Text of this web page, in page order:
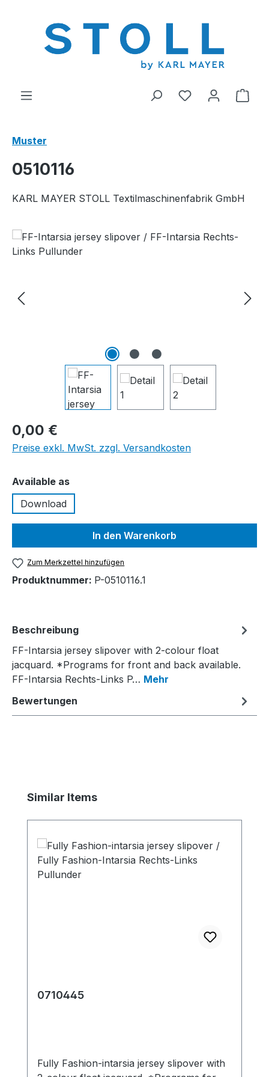
Du hast 0
Muster
0510116
KARL MAYER STOLL Textilmaschinenfabrik GmbH
Bildergalerie überspringen
0,00 €
Preise exkl. MwSt. zzgl. Versandkosten
Available asauswählen
Download
In den Warenkorb
Zum Merkzettel hinzufügen
Produktnummer: P-0510116.1
Beschreibung
FF-Intarsia jersey slipover with 2-colour float
jacquard. *Programs for front and back available.
FF-Intarsia Rechts-Links P… Mehr
Bewertungen
Produktgalerie überspringen
Similar Items
0710445
Fully Fashion-intarsia jersey slipover with